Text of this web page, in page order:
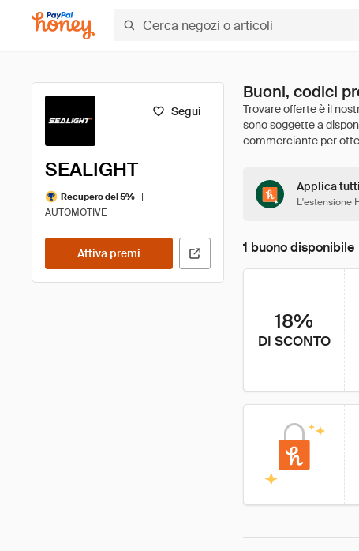
Segui
SEALIGHT
Recupero del 5%
|
AUTOMOTIVE
Attiva premi
Buoni, codici
Applica
L'estensione
1 buono disponibile
18%
DI SCONTO